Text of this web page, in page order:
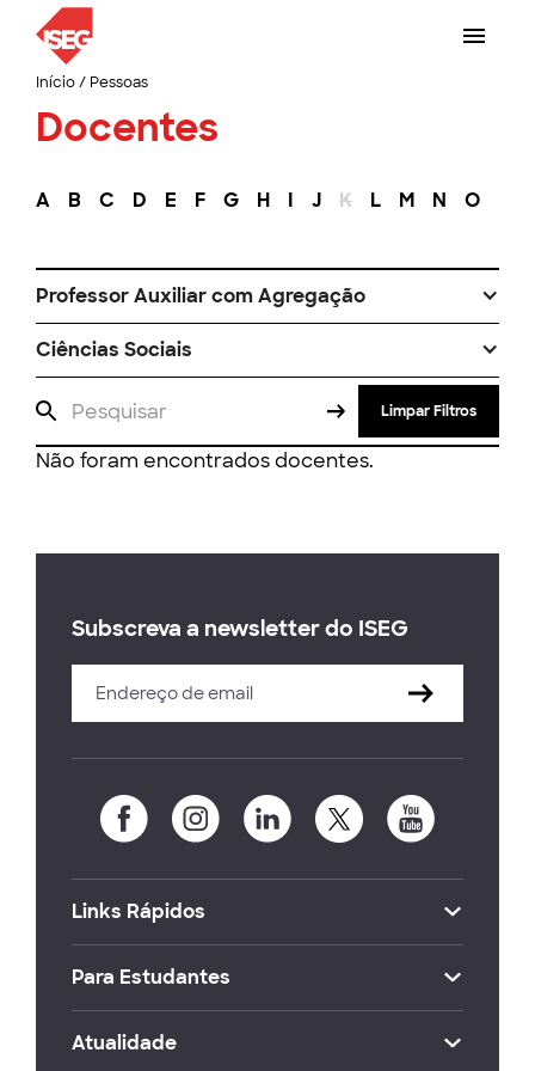
Início/ Pessoas
Docentes
A B C D E F G H I J K L M N O
Professor Auxiliar com Agregação
Ciências Sociais
Limpar Filtros
Não foram encontrados docentes.
Subscreva a newsletter do ISEG
Links Rápidos
Para Estudantes
Atualidade